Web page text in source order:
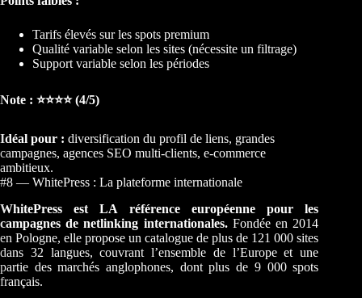
Tarifs élevés sur les spots premium
Qualité variable selon les sites (nécessite un filtrage)
Support variable selon les périodes
Note : ⭐⭐⭐⭐ (4/5)
Idéal pour : diversification du profil de liens, grandes
campagnes, agences SEO multi-clients, e-commerce
ambitieux.
#8 — WhitePress : La plateforme internationale
WhitePress est LA référence européenne pour les
campagnes de netlinking internationales.Fondée en 2014
en Pologne, elle propose un catalogue de plus de 121 000 sites
dans 32 langues, couvrant l’ensemble de l’Europe et une
partie des marchés anglophones, dont plus de 9 000 spots
français.